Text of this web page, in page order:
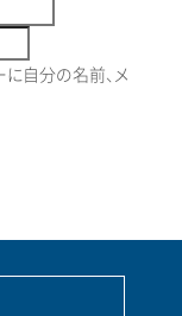
自分の名前、メ